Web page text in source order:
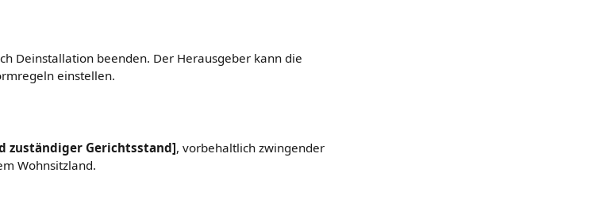
Deinstallation beenden. Der Herausgeber kann die
einstellen.
zuständiger Gerichtsstand], vorbehaltlich zwingender
Wohnsitzland.